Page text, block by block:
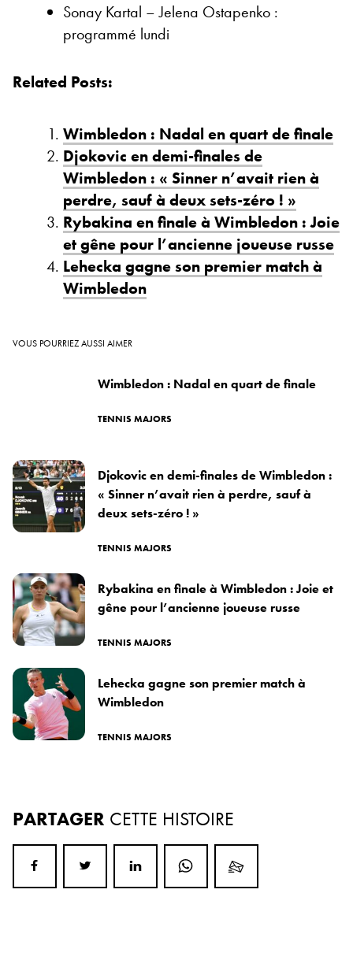
Sonay Kartal – Jelena Ostapenko :
programmé lundi
Related Posts:
Wimbledon : Nadal en quart de finale
Djokovic en demi-finales de
Wimbledon : « Sinner n’avait rien à
perdre, sauf à deux sets-zéro ! »
Rybakina en finale à Wimbledon : Joie
et gêne pour l’ancienne joueuse russe
Lehecka gagne son premier match à
Wimbledon
VOUS POURRIEZ AUSSI AIMER
Wimbledon : Nadal en quart de finale
TENNIS MAJORS
Djokovic en demi-finales de Wimbledon :
« Sinner n’avait rien à perdre, sauf à
deux sets-zéro ! »
TENNIS MAJORS
Rybakina en finale à Wimbledon : Joie et
gêne pour l’ancienne joueuse russe
TENNIS MAJORS
Lehecka gagne son premier match à
Wimbledon
TENNIS MAJORS
PARTAGER CETTE HISTOIRE